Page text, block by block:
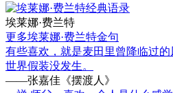
埃莱娜·费兰特
更多埃莱娜·费兰特金句
有些喜欢，就是麦田里曾降临过
世界假装没发生。
——张嘉佳《摆渡人》